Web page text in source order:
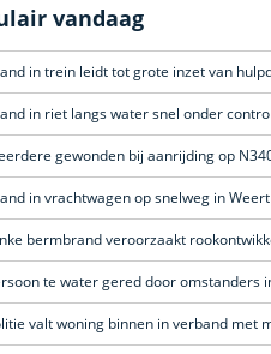
vandaag
in vrachtwagen op snelweg in Weert